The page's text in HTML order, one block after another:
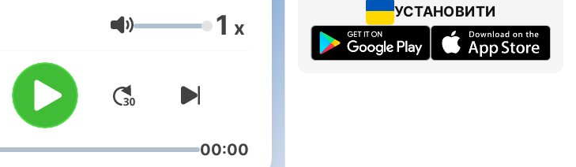
инструменте манипуляции и
идеологическом оружии.
Гучність 1 x
00:00
УСТАНОВИТИ